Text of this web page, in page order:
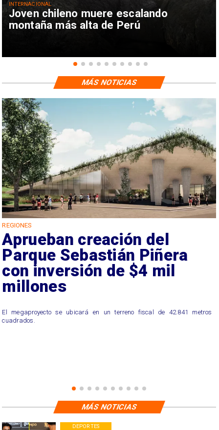
Joven chileno muere escalando
montaña más alta de Perú
INTERNACIONAL
REGIONES
Aprueban creación del
Parque Sebastián Piñera
con inversión de $4 mil
millones
El megaproyecto se ubicará en un terreno fiscal de 42.841 metros
cuadrados.
MÁS NOTICIAS
DEPORTES
MÁS NOTICIAS